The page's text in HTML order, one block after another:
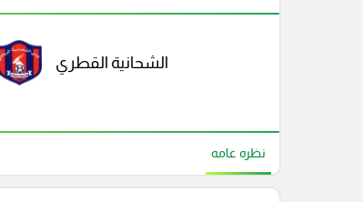
الشحانية القطري
نظره عامه